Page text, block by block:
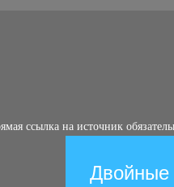
ссылка на источник
Двойные